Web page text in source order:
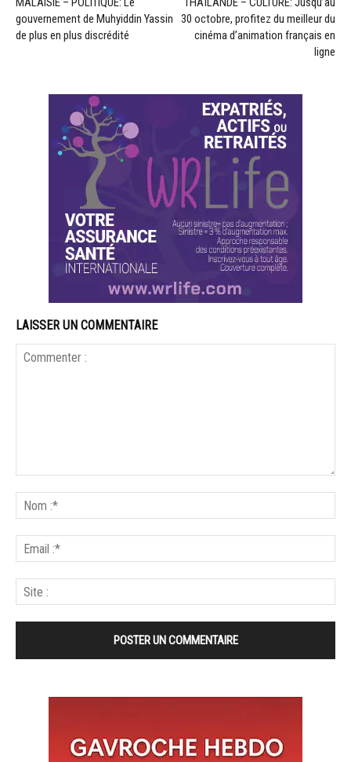
gouvernement de Muhyiddin Yassin
de plus en plus discrédité
30 octobre, profitez du meilleur du
cinéma d’animation français en
ligne
LAISSER UN COMMENTAIRE